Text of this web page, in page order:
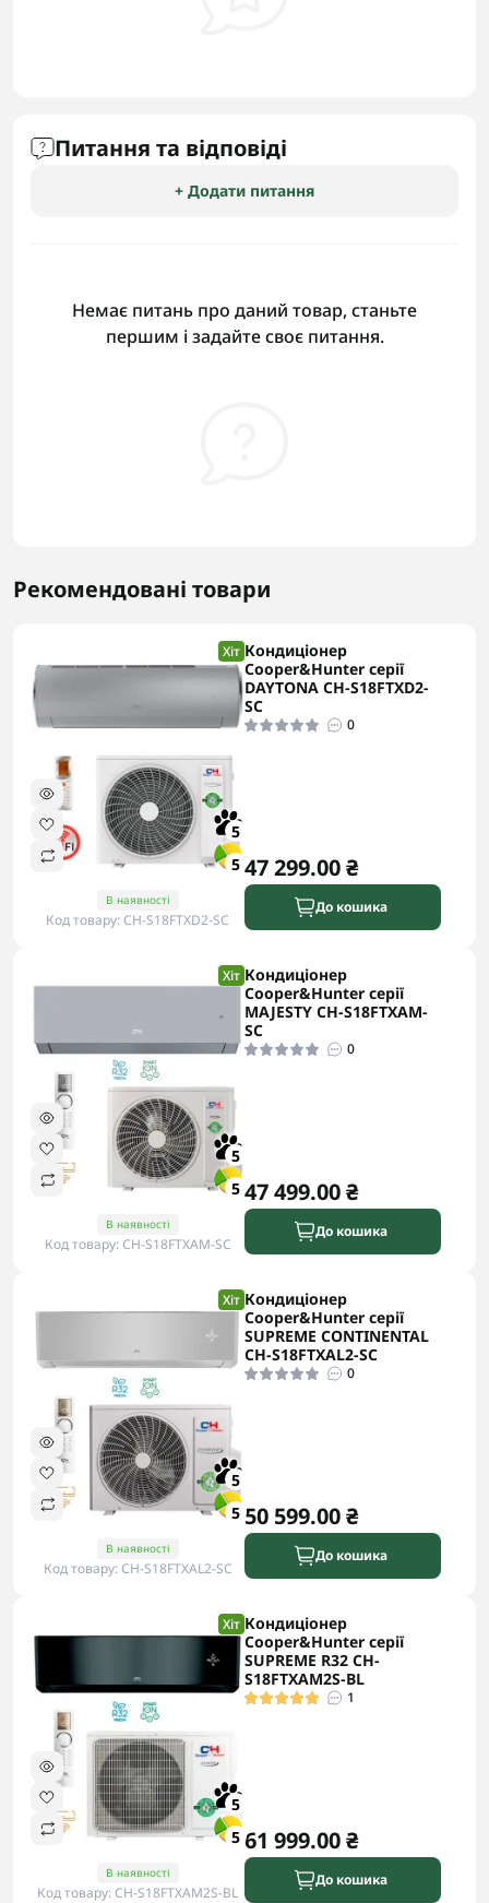
Питання та відповіді
+ Додати питання
Немає питань про даний товар, станьте
першим і задайте своє питання.
Рекомендовані товари
Хіт
5
5
В наявності
Код товару: CH-S18FTXD2-SC
Кондиціонер
Cooper&Hunter серії
DAYTONA CH-S18FTXD2-
SC
0
47 299.00 ₴
До кошика
Хіт
5
5
В наявності
Код товару: CH-S18FTXAM-SC
Кондиціонер
Cooper&Hunter серії
MAJESTY CH-S18FTXAM-
SC
0
47 499.00 ₴
До кошика
Хіт
5
5
В наявності
Код товару: CH-S18FTXAL2-SC
Кондиціонер
Cooper&Hunter серії
SUPREME CONTINENTAL
CH-S18FTXAL2-SC
0
50 599.00 ₴
До кошика
Хіт
5
5
В наявності
Код товару: CH-S18FTXAM2S-BL
Кондиціонер
Cooper&Hunter серії
SUPREME R32 CH-
S18FTXAM2S-BL
1
61 999.00 ₴
До кошика